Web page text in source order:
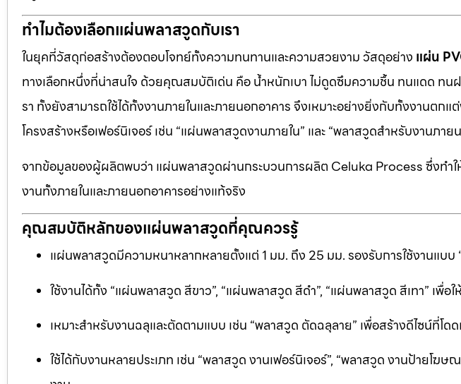
ทำไมต้องเลือกแผ่นพลาสวูดกับเรา
ในยุคที่วัสดุก่อสร้างต้องตอบโจทย์ทั้งความทนทานและความสวยงาม วัสดุอย่าง แผ่น
ทางเลือกหนึ่งที่น่าสนใจ ด้วยคุณสมบัติเด่น คือ น้ำหนักเบา ไม่ดูดซึมความชื้น ทนแดด ทน
รา ทั้งยังสามารถใช้ได้ทั้งงานภายในและภายนอกอาคาร จึงเหมาะอย่างยิ่งกับทั้งงานตก
โครงสร้างหรือเฟอร์นิเจอร์ เช่น “แผ่นพลาสวูดงานภายใน” และ “พลาสวูดสำหรับงานภาย
จากข้อมูลของผู้ผลิตพบว่า แผ่นพลาสวูดผ่านกระบวนการผลิต Celuka Process ซึ่งทำใ
งานทั้งภายในและภายนอกอาคารอย่างแท้จริง
คุณสมบัติหลักของแผ่นพลาสวูดที่คุณควรรู้
แผ่นพลาสวูดมีความหนาหลากหลายตั้งแต่ 1 มม. ถึง 25 มม. รองรับการใช้งานแบ
ใช้งานได้ทั้ง “แผ่นพลาสวูด สีขาว”, “แผ่นพลาสวูด สีดำ”, “แผ่นพลาสวูด สีเทา” เพื่
เหมาะสำหรับงานฉลุและตัดตามแบบ เช่น “พลาสวูด ตัดฉลุลาย” เพื่อสร้างดีไซน์ที่โด
ใช้ได้กับงานหลายประเภท เช่น “พลาสวูด งานเฟอร์นิเจอร์”, “พลาสวูด งานป้ายโฆ